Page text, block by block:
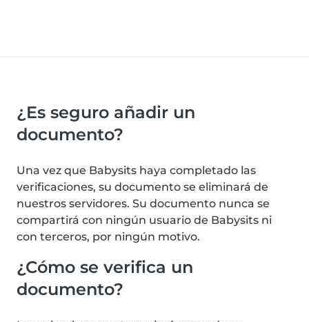
¿Es seguro añadir un
documento?
Una vez que Babysits haya completado las
verificaciones, su documento se eliminará de
nuestros servidores. Su documento nunca se
compartirá con ningún usuario de Babysits ni
con terceros, por ningún motivo.
¿Cómo se verifica un
documento?